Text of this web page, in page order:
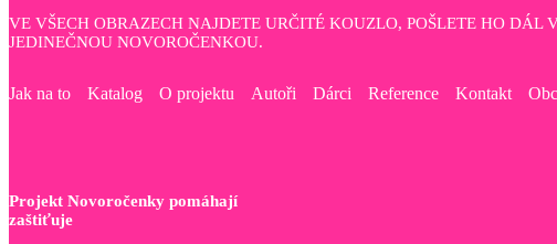
VE VŠECH OBRAZECH NAJDETE URČITÉ KOUZLO, POŠLETE HO
JEDINEČNOU NOVOROČENKOU.
Jak na to Katalog O projektu Autoři Dárci Reference Kontakt
Projekt Novoročenky pomáhají
zaštiťuje